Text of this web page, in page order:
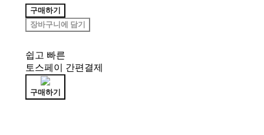
구매하기
장바구니에 담기
쉽고 빠른
토스페이 간편결제
구매하기